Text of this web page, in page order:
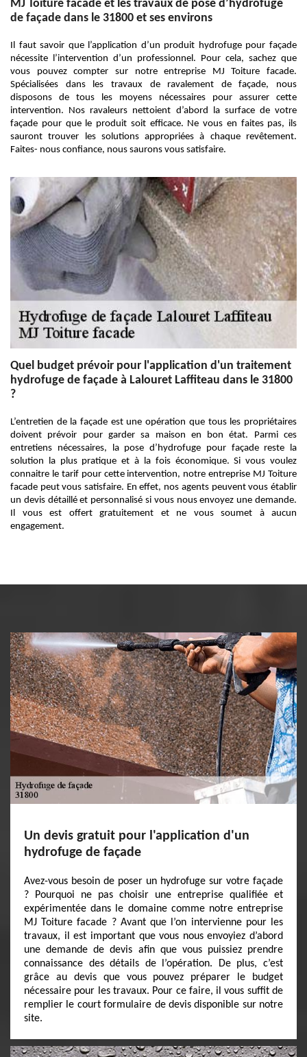
MJ Toiture facade et les travaux de pose d’hydrofuge
de façade dans le 31800 et ses environs
Il faut savoir que l’application d’un produit hydrofuge pour façade
nécessite l’intervention d’un professionnel. Pour cela, sachez que
vous pouvez compter sur notre entreprise MJ Toiture facade.
Spécialisées dans les travaux de ravalement de façade, nous
disposons de tous les moyens nécessaires pour assurer cette
intervention. Nos ravaleurs nettoient d’abord la surface de votre
façade pour que le produit soit efficace. Ne vous en faites pas, ils
sauront trouver les solutions appropriées à chaque revêtement.
Faites- nous confiance, nous saurons vous satisfaire.
Quel budget prévoir pour l'application d'un traitement
hydrofuge de façade à Lalouret Laffiteau dans le 31800
?
L’entretien de la façade est une opération que tous les propriétaires
doivent prévoir pour garder sa maison en bon état. Parmi ces
entretiens nécessaires, la pose d’hydrofuge pour façade reste la
solution la plus pratique et à la fois économique. Si vous voulez
connaitre le tarif pour cette intervention, notre entreprise MJ Toiture
facade peut vous satisfaire. En effet, nos agents peuvent vous établir
un devis détaillé et personnalisé si vous nous envoyez une demande.
Il vous est offert gratuitement et ne vous soumet à aucun
engagement.
Un devis gratuit pour l'application d'un
hydrofuge de façade
Avez-vous besoin de poser un hydrofuge sur votre façade
? Pourquoi ne pas choisir une entreprise qualifiée et
expérimentée dans le domaine comme notre entreprise
MJ Toiture facade ? Avant que l’on intervienne pour les
travaux, il est important que vous nous envoyiez d’abord
une demande de devis afin que vous puissiez prendre
connaissance des détails de l’opération. De plus, c’est
grâce au devis que vous pouvez préparer le budget
nécessaire pour les travaux. Pour ce faire, il vous suffit de
remplier le court formulaire de devis disponible sur notre
site.